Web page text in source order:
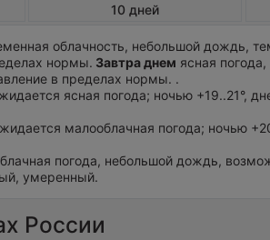
10 дней
облачность, небольшой дождь,
нормы. Завтра днем ясная
в пределах нормы. .
ясная погода; ночью +19..21°,
малооблачная погода; ночью
погода, небольшой дождь,
умеренный.
России